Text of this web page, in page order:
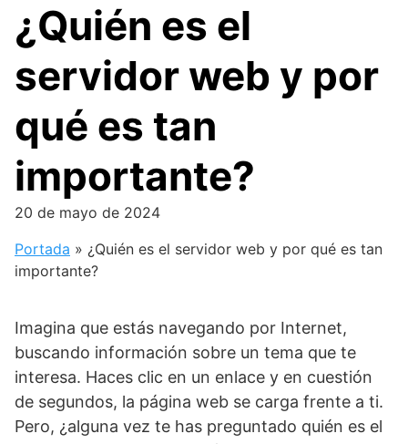
¿Quién es el
servidor web y por
qué es tan
importante?
20 de mayo de 2024
Portada » ¿Quién es el servidor web y por qué es tan
importante?
Imagina que estás navegando por Internet,
buscando información sobre un tema que te
interesa. Haces clic en un enlace y en cuestión
de segundos, la página web se carga frente a ti.
Pero, ¿alguna vez te has preguntado quién es el